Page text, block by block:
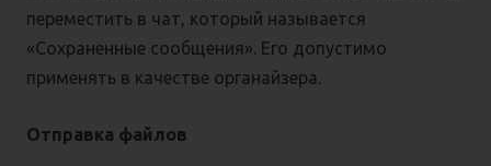
переместить в чат, который называется
«Сохраненные сообщения». Его допустимо
применять в качестве органайзера.
Отправка файлов